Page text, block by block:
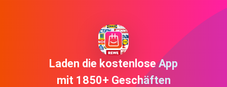
Laden die kostenlose App
mit 1850+ Geschäften